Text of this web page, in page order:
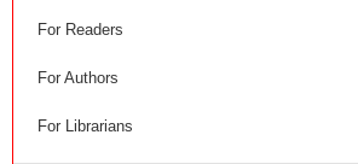
For Readers
For Authors
For Librarians